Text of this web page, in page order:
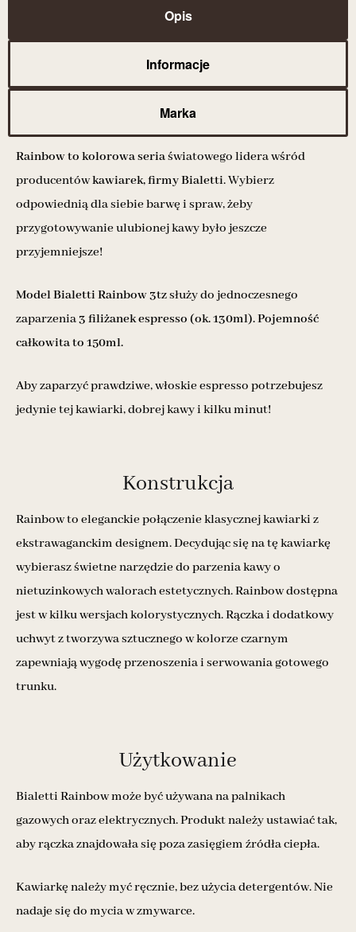
Opis
Informacje
Marka
Rainbow to kolorowa seriaświatowego lidera wśród
producentówkawiarek, firmy Bialetti. Wybierz
odpowiednią dla siebie barwę i spraw, żeby
przygotowywanie ulubionej kawy było jeszcze
przyjemniejsze!
Model Bialetti Rainbow 3tzsłuży do jednoczesnego
zaparzenia3 filiżanek espresso (ok. 130ml). Pojemność
całkowita to 150ml.
Aby zaparzyć prawdziwe, włoskie espresso potrzebujesz
jedynie tej kawiarki, dobrej kawy i kilku minut!
Konstrukcja
Rainbow to eleganckie połączenie klasycznej kawiarki z
ekstrawaganckim designem. Decydując się na tę kawiarkę
wybierasz świetne narzędzie do parzenia kawy o
nietuzinkowych walorach estetycznych. Rainbow dostępna
jest w kilku wersjach kolorystycznych. Rączka i dodatkowy
uchwyt z tworzywa sztucznego w kolorze czarnym
zapewniają wygodę przenoszenia i serwowania gotowego
trunku.
Użytkowanie
Bialetti Rainbow może być używana na palnikach
gazowych oraz elektrycznych. Produkt należy ustawiać tak,
aby rączka znajdowała się poza zasięgiem źródła ciepła.
Kawiarkę należy myć ręcznie, bez użycia detergentów. Nie
nadaje się do mycia w zmywarce.